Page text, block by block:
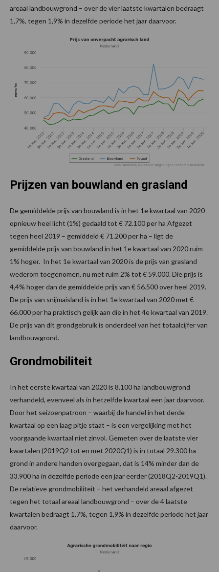
areaal landbouwgrond – over de vier laatste kwartalen bedraagt
1,7%, tegen 1,9% in dezelfde periode het jaar daarvoor.
Prijzen van bouwland en grasland
De gemiddelde prijs van bouwland is in het 1e kwartaal van 2020
opnieuw heel licht (1%) gedaald tot € 72.100 per ha Afgezet
tegen heel 2019 – gemiddeld € 71.200 per ha – ligt de
gemiddelde prijs van bouwland in het 1e kwartaal van 2020 ruim
1% hoger. In het 1e kwartaal van 2020 is de prijs van grasland
wederom toegenomen, nu met ruim 2% tot € 59.000. Die prijs is
4,4% hoger dan de gemiddelde prijs van € 56.500 over heel 2019.
De prijs van snijmaisland is in het 1e kwartaal van 2020 met €
66.000 per ha praktisch gelijk aan die in het 4e kwartaal van 2019.
De prijs van dit grondgebruik is onderdeel van het totaalcijfer van
landbouwgrond.
Grondmobiliteit
In het eerste kwartaal van 2020 is 8.100 ha landbouwgrond
verhandeld, evenveel als in hetzelfde kwartaal een jaar daarvoor.
Door het seizoenpatroon – waarbij de handel in het derde
kwartaal op een laag pitje staat – is een vergelijking met het
voorgaande kwartaal niet zinvol. Gemeten over de laatste vier
kwartalen (2019Q2 tot en met 2020Q1) is in totaal 29.300 ha
grond in andere handen overgegaan, dat is 14% minder dan de
33.900 ha in dezelfde periode een jaar eerder (2018Q2-2019Q1).
De relatieve grondmobiliteit – het verhandeld areaal afgezet
tegen het totaal areaal landbouwgrond – over de 4 laatste
kwartalen bedraagt 1,7%, tegen 1,9% in dezelfde periode het jaar
daarvoor.